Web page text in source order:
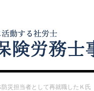
防災担当者として再就職したＫ氏